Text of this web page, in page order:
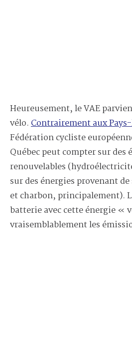
Heureusement, le VAE
vélo.Contrairement aux
Fédération cycliste
Québec peut compter sur des
renouvelables
sur des énergies provenant
et charbon, principalement).
batterie avec cette énergie «
vraisemblablement les